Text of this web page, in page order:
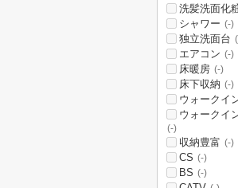
洗髪洗面化
シャワー (-)
独立洗面台
エアコン (-)
床暖房 (-)
床下収納 (-)
ウォークイ
ウォークイ
(-)
収納豊富 (-)
CS (-)
BS (-)